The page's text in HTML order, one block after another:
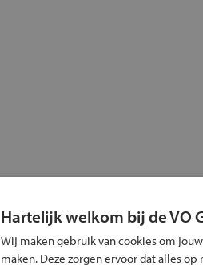
Hartelijk welkom bij de VO
Wij maken gebruik van cookies om
maken. Deze zorgen ervoor dat alles